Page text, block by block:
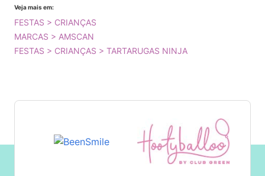
Veja mais em:
FESTAS > CRIANÇAS
MARCAS > AMSCAN
FESTAS > CRIANÇAS > TARTARUGAS NINJA